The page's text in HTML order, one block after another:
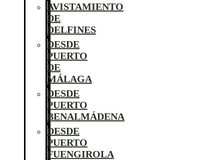
AVISTAMIENTO
DE
DELFINES
DESDE
PUERTO
DE
MÁLAGA
DESDE
PUERTO
BENALMÁDENA
DESDE
PUERTO
FUENGIROLA